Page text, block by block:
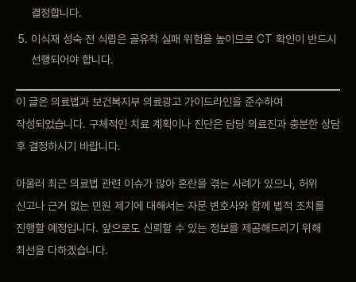
결정합니다.
이식재 성숙 전 식립은 골유착 실패위험을 높이므로CT 확인이 반드시
선행되어야합니다.
이 글은 의료법과 보건복지부 의료광고 가이드라인을 준수하여
작성되었습니다. 구체적인 치료 계획이나 진단은 담당 의료진과 충분한 상담
후 결정하시기 바랍니다.
아울러 최근 의료법 관련 이슈가 많아 혼란을 겪는 사례가 있으나, 허위
신고나 근거 없는 민원 제기에 대해서는 자문 변호사와 함께 법적 조치를
진행할 예정입니다. 앞으로도 신뢰할 수 있는 정보를 제공해드리기 위해
최선을 다하겠습니다.